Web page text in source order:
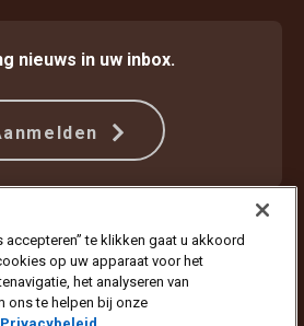
nieuws in uw inbox.
website
Privacyverklaring
instellingen
United Parcel Service of America, Inc. Alle
te klikken gaat u akkoord
op uw apparaat voor het
het analyseren van
ons te helpen bij onze